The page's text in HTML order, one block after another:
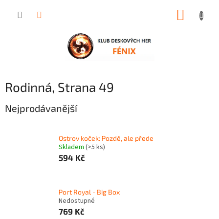
Rodinná, Strana 49
Nejprodávanější
Ostrov koček: Pozdě, ale přede
Skladem (>5 ks)
594 Kč
Port Royal - Big Box
Nedostupné
769 Kč